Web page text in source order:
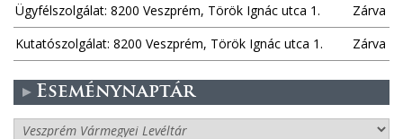
Ügyfélszolgálat: 8200 Veszprém, Török Ignác utca 1.
Zárva
Kutatószolgálat: 8200 Veszprém, Török Ignác utca 1.
Zárva
Eseménynaptár